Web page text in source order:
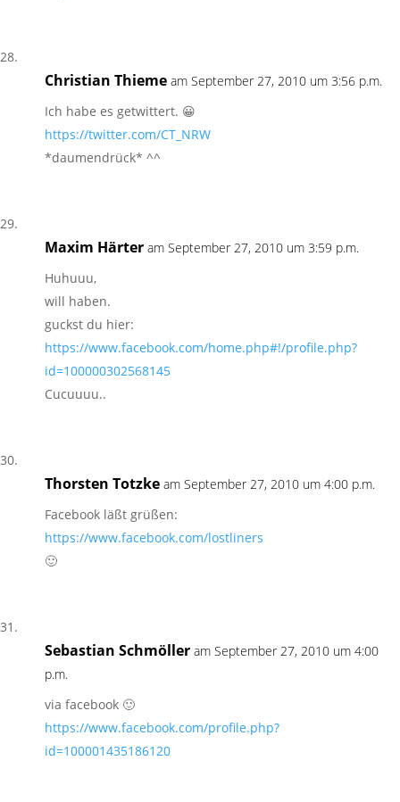
Christian Thieme am September 27, 2010 um 3:56 p.m.
Ich habe es getwittert. 😀
https://twitter.com/CT_NRW
*daumendrück* ^^
Maxim Härter am September 27, 2010 um 3:59 p.m.
Huhuuu,
will haben.
guckst du hier:
https://www.facebook.com/home.php#!/profile.php?
id=100000302568145
Cucuuuu..
Thorsten Totzke am September 27, 2010 um 4:00 p.m.
Facebook läßt grüßen:
https://www.facebook.com/lostliners
🙂
Sebastian Schmöller am September 27, 2010 um 4:00
p.m.
via facebook 🙂
https://www.facebook.com/profile.php?
id=100001435186120